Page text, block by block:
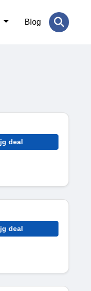
Blog
deal
deal